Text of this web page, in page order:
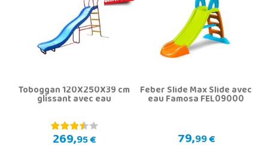
Toboggan 120X250X39 cm
glissant avec eau
269,95 €
Feber Slide Max Slide avec
eau Famosa FEL09000
79,99 €